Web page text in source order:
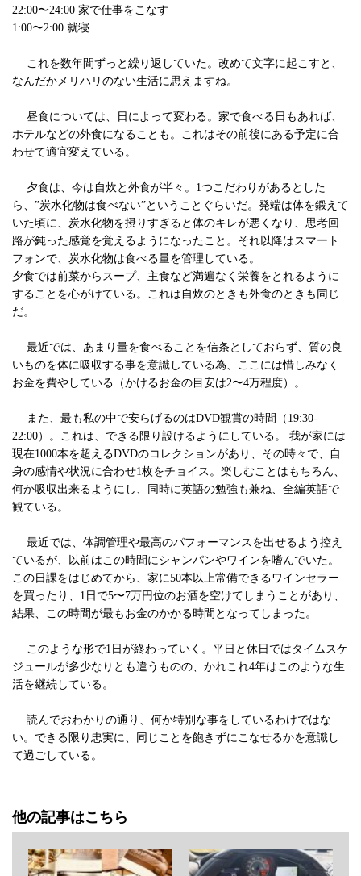
22:00〜24:00 家で仕事をこなす
1:00〜2:00 就寝
これを数年間ずっと繰り返していた。改めて文字に起こすと、
なんだかメリハリのない生活に思えますね。
昼食については、日によって変わる。家で食べる日もあれば、
ホテルなどの外食になることも。これはその前後にある予定に合
わせて適宜変えている。
夕食は、今は自炊と外食が半々。1つこだわりがあるとした
ら、”炭水化物は食べない”ということぐらいだ。発端は体を鍛えて
いた頃に、炭水化物を摂りすぎると体のキレが悪くなり、思考回
路が鈍った感覚を覚えるようになったこと。それ以降はスマート
フォンで、炭水化物は食べる量を管理している。
夕食では前菜からスープ、主食など満遍なく栄養をとれるように
することを心がけている。これは自炊のときも外食のときも同じ
だ。
最近では、あまり量を食べることを信条としておらず、質の良
いものを体に吸収する事を意識している為、ここには惜しみなく
お金を費やしている（かけるお金の目安は2〜4万程度）。
また、最も私の中で安らげるのはDVD観賞の時間（19:30-
22:00）。これは、できる限り設けるようにしている。 我が家には
現在1000本を超えるDVDのコレクションがあり、その時々で、自
身の感情や状況に合わせ1枚をチョイス。楽しむことはもちろん、
何か吸収出来るようにし、同時に英語の勉強も兼ね、全編英語で
観ている。
最近では、体調管理や最高のパフォーマンスを出せるよう控え
ているが、以前はこの時間にシャンパンやワインを嗜んでいた。
この日課をはじめてから、家に50本以上常備できるワインセラー
を買ったり、1日で5〜7万円位のお酒を空けてしまうことがあり、
結果、この時間が最もお金のかかる時間となってしまった。
このような形で1日が終わっていく。平日と休日ではタイムスケ
ジュールが多少なりとも違うものの、かれこれ4年はこのような生
活を継続している。
読んでおわかりの通り、何か特別な事をしているわけではな
い。できる限り忠実に、同じことを飽きずにこなせるかを意識し
て過ごしている。
他の記事はこちら